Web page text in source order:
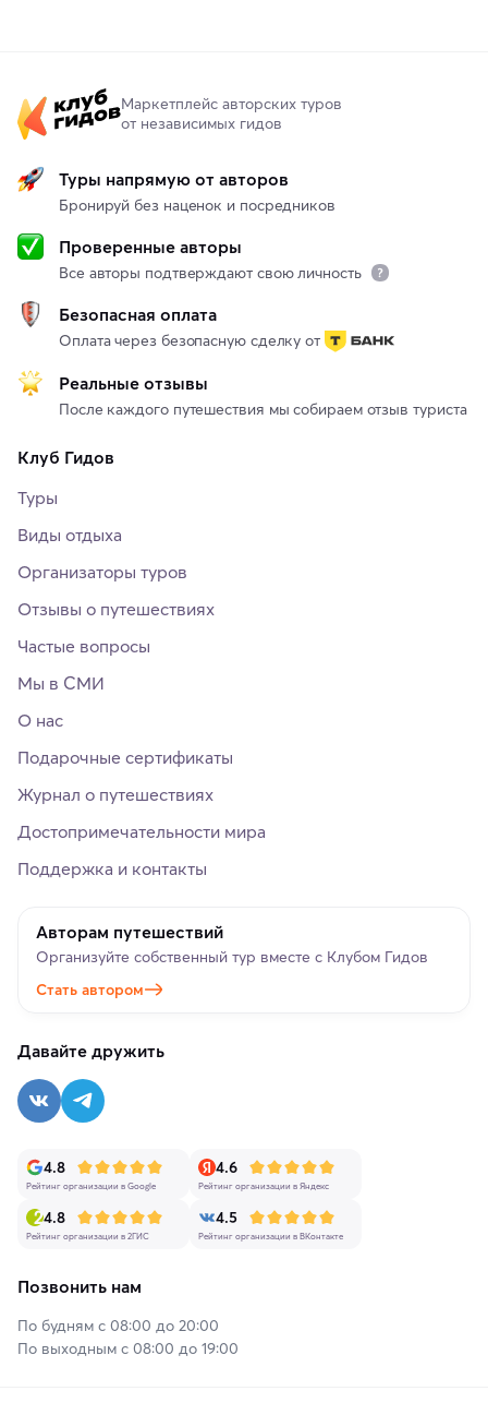
Маркетплейс авторских туров
от независимых гидов
Туры напрямую от авторов
Бронируй без наценок и посредников
Проверенные авторы
Все авторы подтверждают свою личность
Безопасная оплата
Оплата через безопасную сделку от
Реальные отзывы
После каждого путешествия мы собираем отзыв туриста
Клуб Гидов
Туры
Виды отдыха
Организаторы туров
Отзывы о путешествиях
Частые вопросы
Мы в СМИ
О нас
Подарочные сертификаты
Журнал о путешествиях
Достопримечательности мира
Поддержка и контакты
Авторам путешествий
Организуйте собственный тур вместе с Клубом Гидов
Стать автором
Давайте дружить
4.8
Рейтинг организации в Google
4.6
Рейтинг организации в Яндекс
4.8
Рейтинг организации в 2ГИС
4.5
Рейтинг организации в ВКонтакте
Позвонить нам
По будням с 08:00 до 20:00
По выходным с 08:00 до 19:00